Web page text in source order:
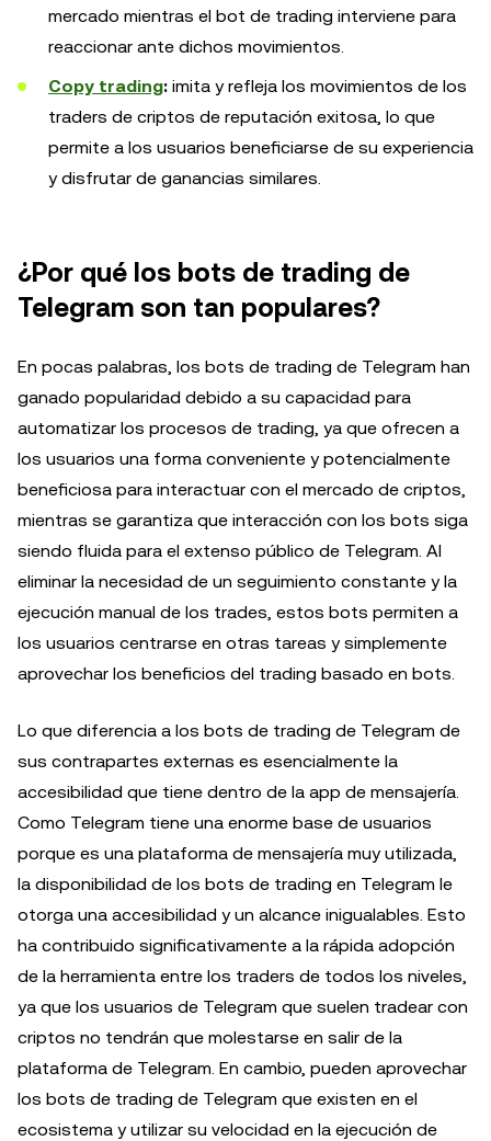
mercado mientras el bot de trading interviene para
reaccionar ante dichos movimientos.
Copy trading: imita y refleja los movimientos de los
traders de criptos de reputación exitosa, lo que
permite a los usuarios beneficiarse de su experiencia
y disfrutar de ganancias similares.
¿Por qué los bots de trading de
Telegram son tan populares?
En pocas palabras, los bots de trading de Telegram han
ganado popularidad debido a su capacidad para
automatizar los procesos de trading, ya que ofrecen a
los usuarios una forma conveniente y potencialmente
beneficiosa para interactuar con el mercado de criptos,
mientras se garantiza que interacción con los bots siga
siendo fluida para el extenso público de Telegram. Al
eliminar la necesidad de un seguimiento constante y la
ejecución manual de los trades, estos bots permiten a
los usuarios centrarse en otras tareas y simplemente
aprovechar los beneficios del trading basado en bots.
Lo que diferencia a los bots de trading de Telegram de
sus contrapartes externas es esencialmente la
accesibilidad que tiene dentro de la app de mensajería.
Como Telegram tiene una enorme base de usuarios
porque es una plataforma de mensajería muy utilizada,
la disponibilidad de los bots de trading en Telegram le
otorga una accesibilidad y un alcance inigualables. Esto
ha contribuido significativamente a la rápida adopción
de la herramienta entre los traders de todos los niveles,
ya que los usuarios de Telegram que suelen tradear con
criptos no tendrán que molestarse en salir de la
plataforma de Telegram. En cambio, pueden aprovechar
los bots de trading de Telegram que existen en el
ecosistema y utilizar su velocidad en la ejecución de